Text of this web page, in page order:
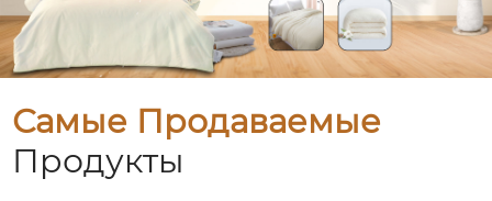
Самые Продаваемые
Продукты